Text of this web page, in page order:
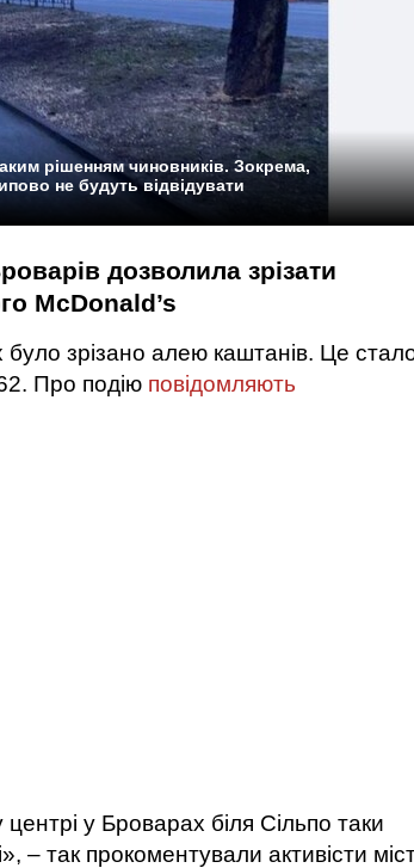
рішенням чиновників. Зокрема,
не будуть відвідувати
дозволила зрізати
McDonald’s
зрізано алею каштанів. Це
Про подію повідомляють
у Броварах біля Сільпо таки
так прокоментували активісти